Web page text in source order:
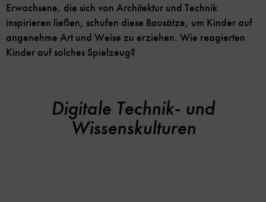
Erwachsene, die sich von Architektur und Technik
inspirieren ließen, schufen diese Bausätze, um Kinder auf
angenehme Art und Weise zu erziehen. Wie reagierten
Kinder auf solches Spielzeug?
Digitale Technik- und
Wissenskulturen